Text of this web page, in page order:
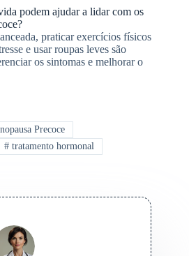
podem ajudar a lidar com os
praticar exercícios físicos
e usar roupas leves são
os sintomas e melhorar o
Precoce
#tratamento hormonal